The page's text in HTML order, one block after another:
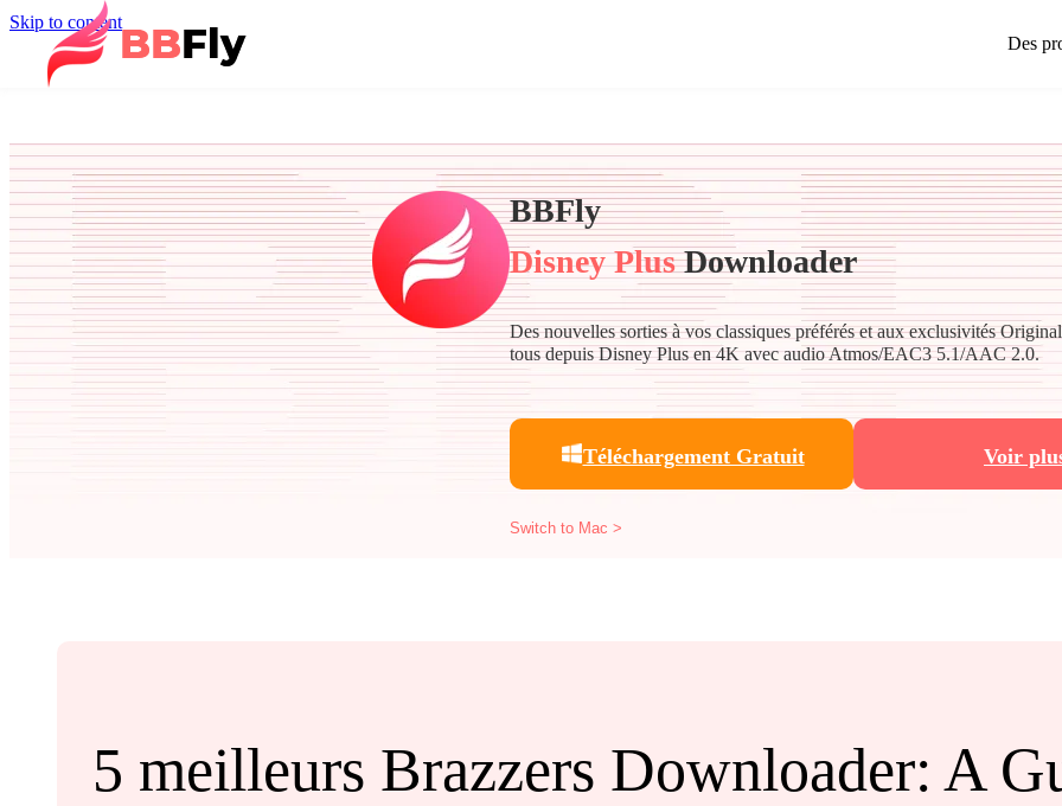
Skip to content
Des
BBFly
Disney PlusDownloader
Des nouvelles sorties à vos classiques préférés et aux exclusivités
tous depuis Disney Plus en 4K avec audio Atmos/EAC3 5.1/AAC 2.0.
Téléchargement Gratuit Voir
Switch to Mac >
5 meilleurs Brazzers Downloader: A